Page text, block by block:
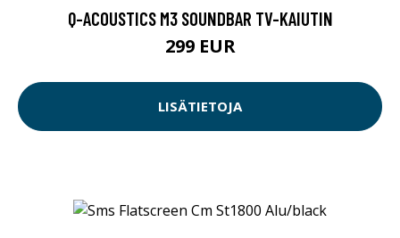
Q-ACOUSTICS M3 SOUNDBAR TV-KAIUTIN
299 EUR
LISÄTIETOJA